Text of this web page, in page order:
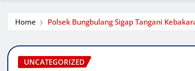
Home Polsek Bungbulang Sigap Tangani
UNCATEGORIZED